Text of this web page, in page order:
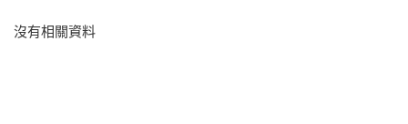
沒有相關資料